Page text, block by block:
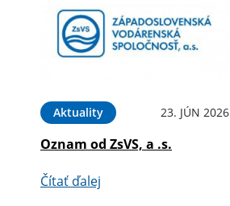
Aktuality 23. JÚN 2026
Oznam od ZsVS, a .s.
Čítať ďalej